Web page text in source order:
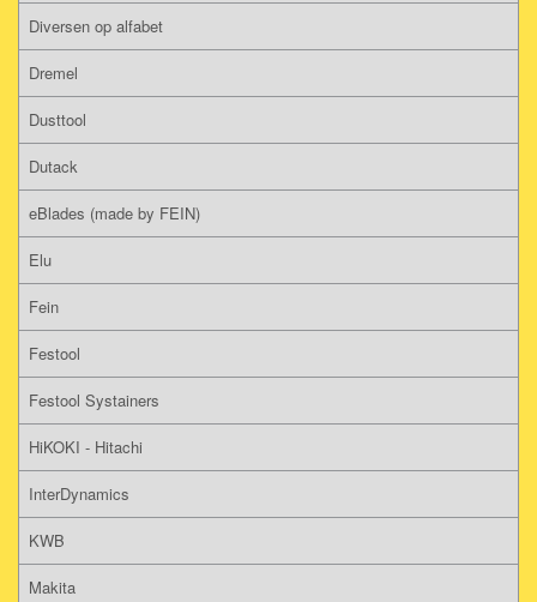
Diversen op alfabet
Dremel
Dusttool
Dutack
eBlades (made by FEIN)
Elu
Fein
Festool
Festool Systainers
HiKOKI - Hitachi
InterDynamics
KWB
Makita